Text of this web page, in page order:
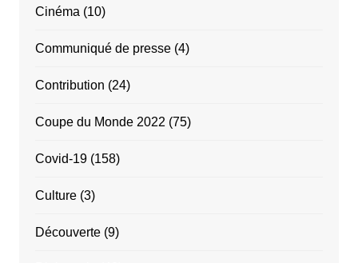
Cinéma (10)
Communiqué de presse(4)
Contribution (24)
Coupe du Monde 2022 (75)
Covid-19(158)
Culture(3)
Découverte(9)